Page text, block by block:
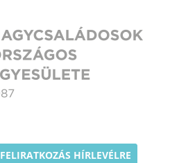
FELIRATKOZÁS HÍRLEVÉLRE